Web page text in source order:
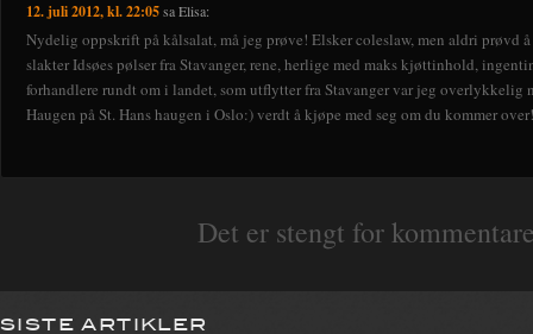
12. juli 2012, kl. 22:05saElisa:
Nydelig oppskrift på kålsalat, må jeg prøve! Elsker coleslaw, men aldri prøvd
slakter Idsøes pølser fra Stavanger, rene, herlige med maks kjøttinhold,
forhandlere rundt om i landet, som utflytter fra Stavanger var jeg overlykkelig
Haugen på St. Hans haugen i Oslo:) verdt å kjøpe med seg om du kommer
Det er stengt for
SISTE ARTIKLER